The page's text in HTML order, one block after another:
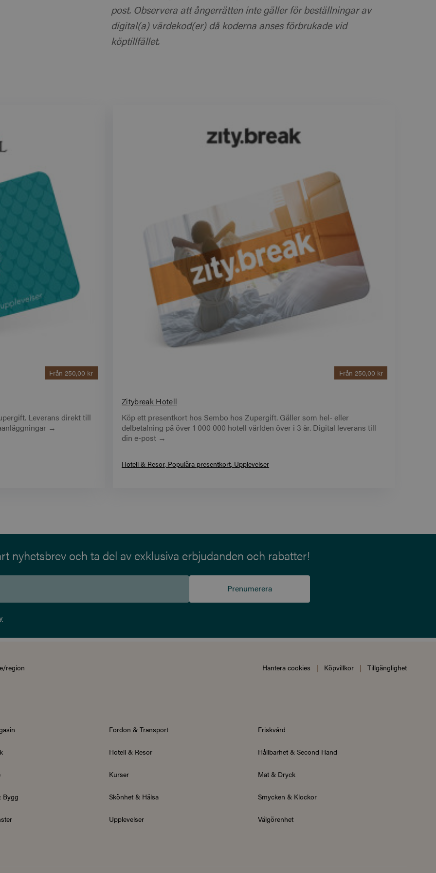
post. Observera att ångerrätten inte gäller för beställningar av
digital(a) värdekod(er) då koderna anses förbrukade vid
köptillfället.
Från 250,00 kr
Leverans direkt till
→
Från 250,00 kr
Zitybreak Hotell
Köp ett presentkort hos Sembo hos Zupergift. Gäller som hel- eller
delbetalning på över 1 000 000 hotell världen över i 3 år. Digital leverans till
din e-post →
Hotell & Resor Populära presentkort Upplevelser
nyhetsbrev och ta del av exklusiva erbjudanden och rabatter!
Prenumerera
region Hantera cookies | Köpvillkor | Tillgänglighet
Fordon & Transport Friskvård
Hotell & Resor Hållbarhet & Second Hand
Kurser Mat & Dryck
Bygg Skönhet & Hälsa Smycken & Klockor
Upplevelser Välgörenhet